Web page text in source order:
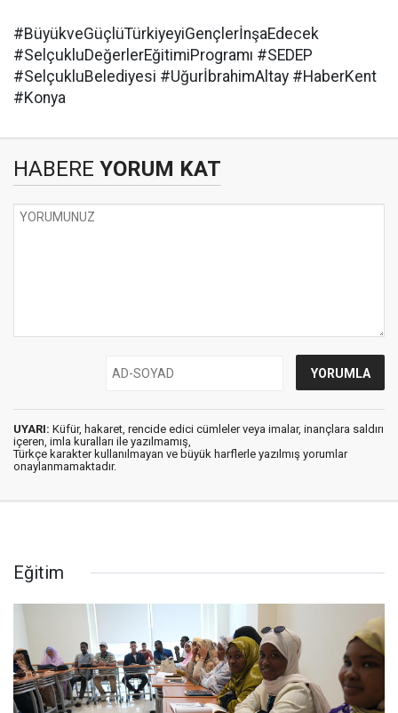
#BüyükveGüçlüTürkiyeyiGençlerİnşaEdecek
#SelçukluDeğerlerEğitimiProgramı #SEDEP
#SelçukluBelediyesi #UğurİbrahimAltay #HaberKent
#Konya
HABERE YORUM KAT
UYARI: Küfür, hakaret, rencide edici cümleler veya imalar, inançlara saldırı
içeren, imla kuralları ile yazılmamış,
Türkçe karakter kullanılmayan ve büyük harflerle yazılmış yorumlar
onaylanmamaktadır.
Eğitim